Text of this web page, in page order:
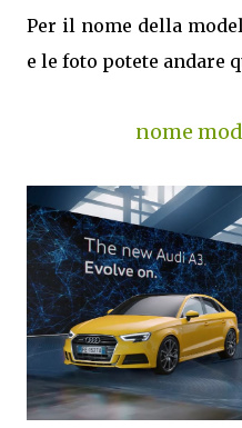
Per il nome della
e le foto potete andare
nome